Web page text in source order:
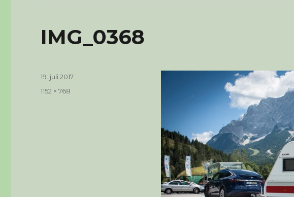
IMG_0368
Publisert
19. juli 2017
Full
1152 × 768